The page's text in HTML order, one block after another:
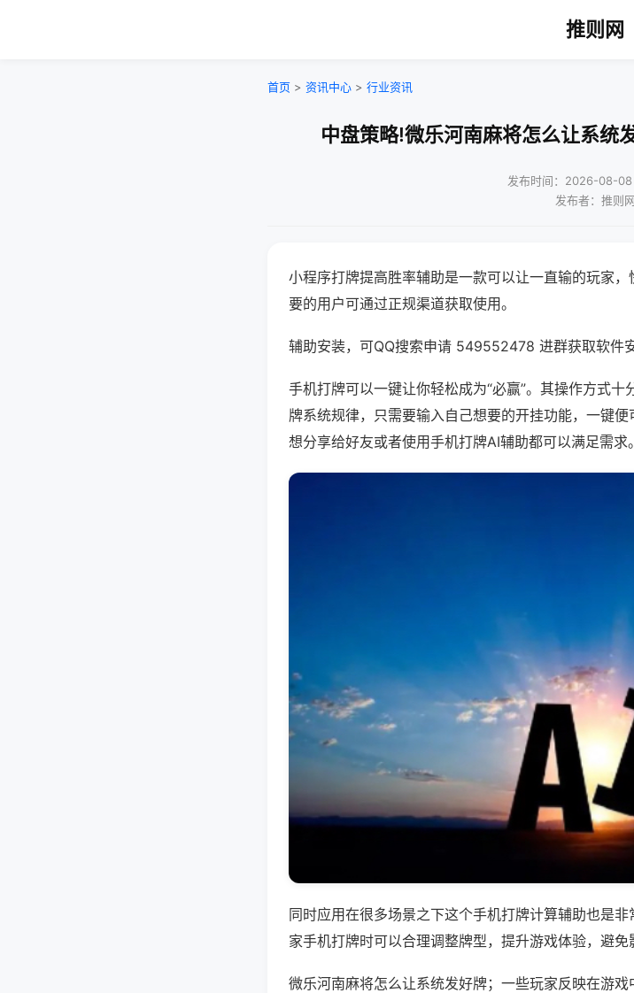
推则网
首页 > 资讯中心 > 行业资讯
中盘策略!微乐河南麻将怎么让系统
发布时间：2026-08-08
发布者：推则网
小程序打牌提高胜率辅助是一款可以让一直输的玩家
要的用户可通过正规渠道获取使用。
辅助安装，可QQ搜索申请 549552478 进群获取软件
手机打牌可以一键让你轻松成为“必赢”。其操作方式
牌系统规律，只需要输入自己想要的开挂功能，一键
想分享给好友或者使用手机打牌AI辅助都可以满足需求。
同时应用在很多场景之下这个手机打牌计算辅助也是
家手机打牌时可以合理调整牌型，提升游戏体验，避免
微乐河南麻将怎么让系统发好牌；一些玩家反映在游